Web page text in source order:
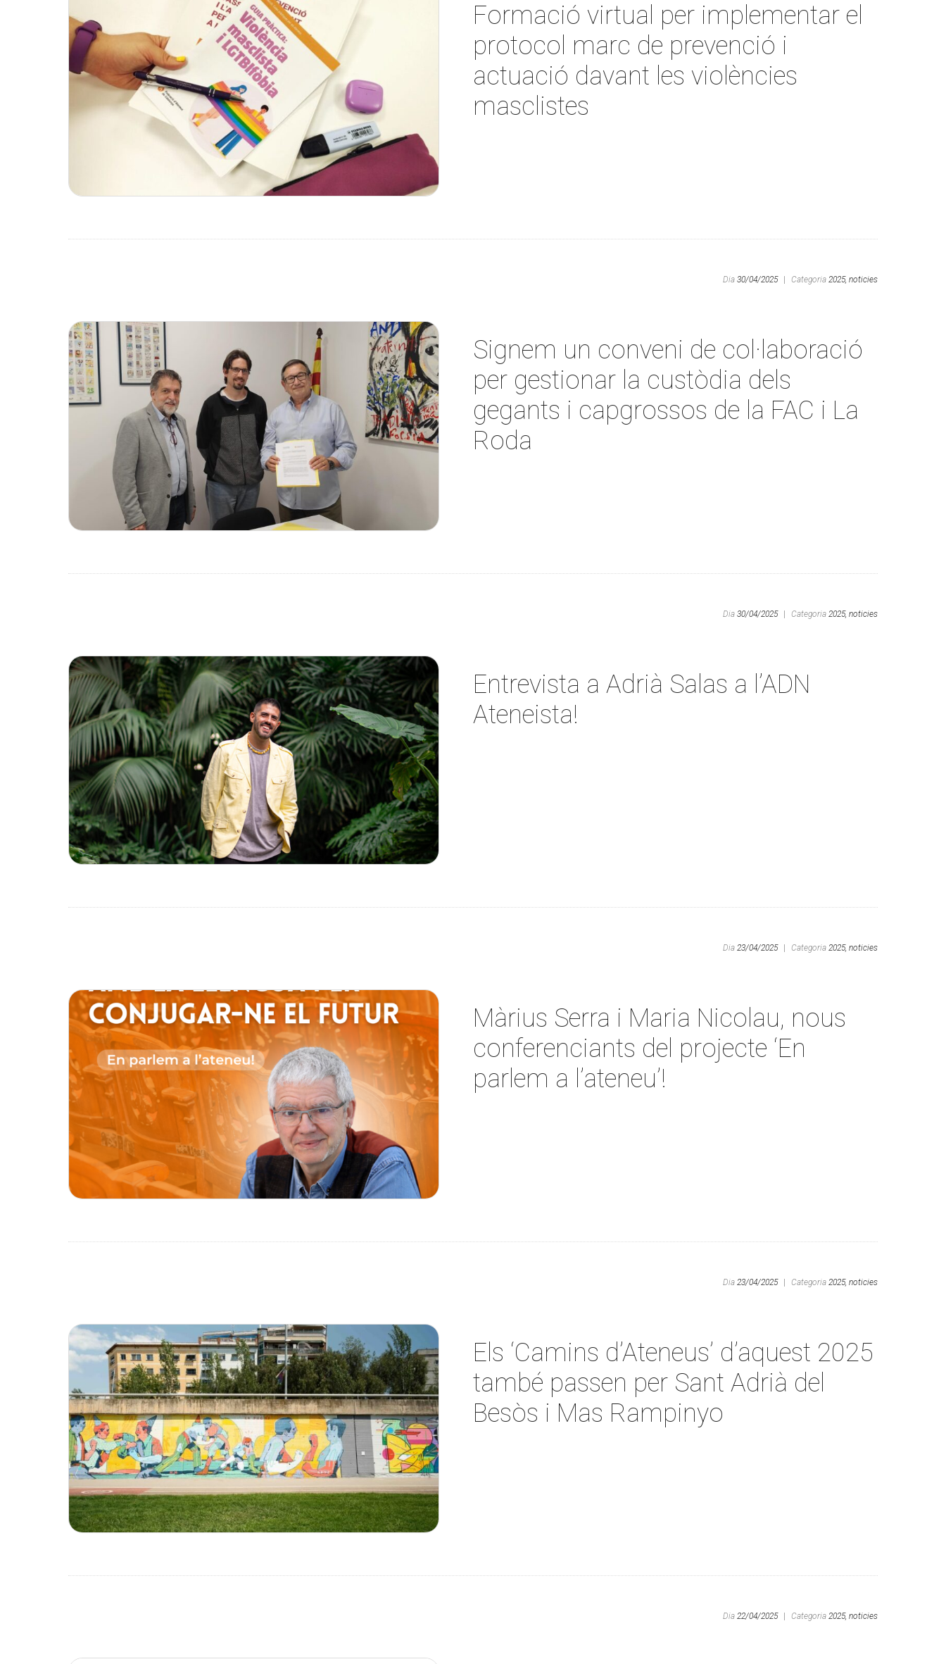
Formació virtual per implementar el
protocol marc de prevenció i
actuació davant les violències
masclistes
Dia 30/04/2025 | Categoria 2025, noticies
Signem un conveni de col·laboració
per gestionar la custòdia dels
gegants i capgrossos de la FAC i La
Roda
Dia 30/04/2025 | Categoria 2025, noticies
Entrevista a Adrià Salas a l’ADN
Ateneista!
Dia 23/04/2025 Categoria 2025, noticies
Màrius Serra i Maria Nicolau, nous
conferenciants del projecte ‘En
parlem a l’ateneu’!
Dia 23/04/2025 | Categoria 2025, noticies
Els ‘Camins d’Ateneus’ d’aquest 2025
també passen per Sant Adrià del
Besòs i Mas Rampinyo
Dia 22/04/2025 Categoria 2025, noticies